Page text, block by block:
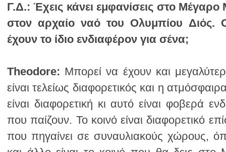
Γ.Δ.:
έχουν το ίδιο ενδιαφέρον για σένα;
Theodore: